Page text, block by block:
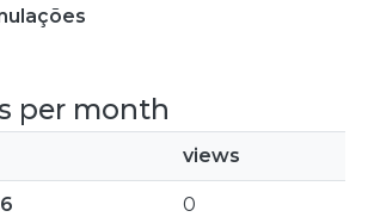
per month
views
0